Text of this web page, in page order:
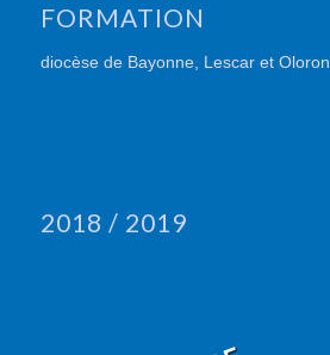
FORMATION
diocèse de Bayonne, Lescar et Oloron
2018 / 2019